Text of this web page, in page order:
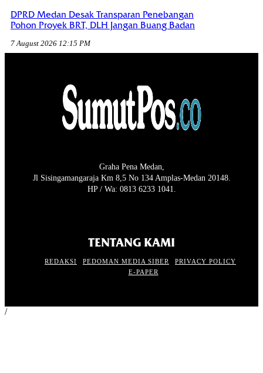
DPRD Medan Desak Transparan Penebangan
Pohon Proyek BRT, DLH Jangan Buang Badan
7 August 2026 12:15 PM
Graha Pena Medan,
Jl Sisingamangaraja Km 8,5 No 134 Amplas-Medan 20148.
HP / Wa: 0813 6233 1041.
TENTANG KAMI
REDAKSI PEDOMAN MEDIA SIBER
PRIVACY POLICY
E-PAPER
/